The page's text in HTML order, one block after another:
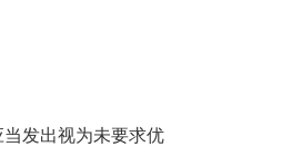
发出视为未要求优